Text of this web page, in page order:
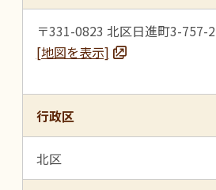
〒331-0823 北区日進町3-757-2
[地図を表示]
行政区
北区